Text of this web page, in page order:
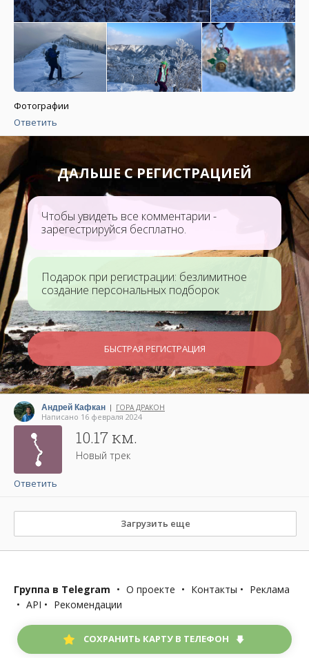
СОХРАНИТЬ КАРТУ В ТЕЛЕФОН
Фотографии
Ответить
ДАЛЬШЕ С РЕГИСТРАЦИЕЙ
Чтобы увидеть все комментарии -
зарегестрируйся бесплатно.
Подарок при регистрации: безлимитное
создание персональных подборок
БЫСТРАЯ РЕГИСТРАЦИЯ
Андрей Кафкан | ГОРА ДРАКОН
Написано 16 февраля 2024
10.17 км.
Новый трек
Ответить
Загрузить еще
Группа в Telegram • О проекте • Контакты • Реклама
• API • Рекомендации